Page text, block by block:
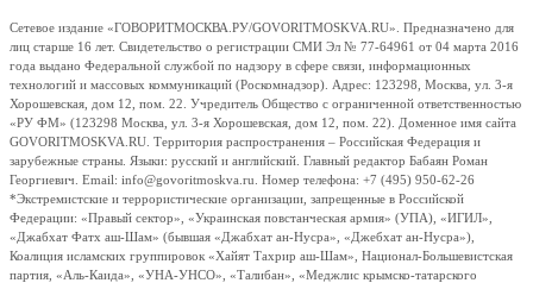
Сетевое издание «ГОВОРИТМОСКВА.РУ/GOVORITMOSKVA.RU». Предназначено для
лиц старше 16 лет. Свидетельство о регистрации СМИ Эл № 77-64961 от 04 марта 2016
года выдано Федеральной службой по надзору в сфере связи, информационных
технологий и массовых коммуникаций (Роскомнадзор). Адрес: 123298, Москва, ул. 3-я
Хорошевская, дом 12, пом. 22. Учредитель Общество с ограниченной ответственностью
«РУ ФМ» (123298 Москва, ул. 3-я Хорошевская, дом 12, пом. 22). Доменное имя сайта
GOVORITMOSKVA.RU. Территория распространения – Российская Федерация и
зарубежные страны. Языки: русский и английский. Главный редактор Бабаян Роман
Георгиевич. Email: info@govoritmoskva.ru. Номер телефона: +7 (495) 950-62-26
*Экстремистские и террористические организации, запрещенные в Российской
Федерации: «Правый сектор», «Украинская повстанческая армия» (УПА), «ИГИЛ»,
«Джабхат Фатх аш-Шам» (бывшая «Джабхат ан-Нусра», «Джебхат ан-Нусра»),
Коалиция исламских группировок «Хайят Тахрир аш-Шам», Национал-Большевистская
партия, «Аль-Каида», «УНА-УНСО», «Талибан», «Меджлис крымско-татарского